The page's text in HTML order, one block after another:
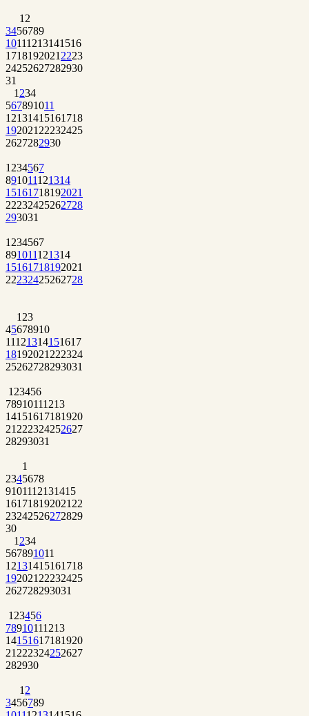
1 2
3456789
10111213141516
1718192021 2223
24252627282930
31
1 234
567891011
12131415161718
192021 22232425
2627282930
1 234567
891011121314
15161718192021
22232425262728
293031
1 234567
891011121314
15161718192021
22232425262728
1 23
45678910
11121314151617
18192021 222324
25262728293031
1 23456
78910111213
14151617181920
21 222324252627
28293031
1
2345678
9101112131415
161718192021 22
23242526272829
30
1 234
567891011
12131415161718
192021 22232425
262728293031
1 23456
78910111213
14151617181920
21 222324252627
282930
1 2
3456789